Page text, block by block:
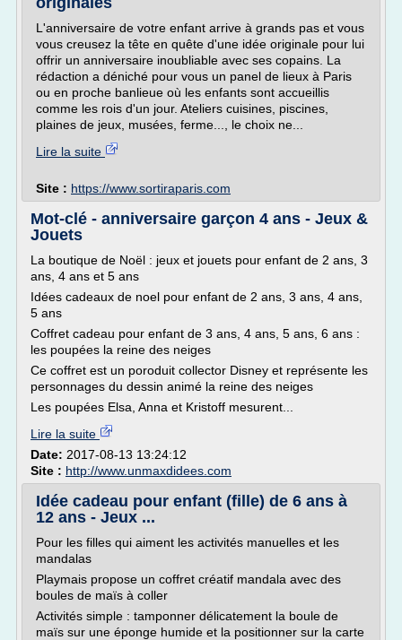
L'anniversaire de votre enfant arrive à grands pas et vous
vous creusez la tête en quête d'une idée originale pour lui
offrir un anniversaire inoubliable avec ses copains. La
rédaction a déniché pour vous un panel de lieux à Paris
ou en proche banlieue où les enfants sont accueillis
comme les rois d'un jour. Ateliers cuisines, piscines,
plaines de jeux, musées, ferme..., le choix ne...
Lire la suite
Site : https://www.sortiraparis.com
Mot-clé - anniversaire garçon 4 ans - Jeux &
Jouets
La boutique de Noël : jeux et jouets pour enfant de 2 ans, 3
ans, 4 ans et 5 ans
Idées cadeaux de noel pour enfant de 2 ans, 3 ans, 4 ans,
5 ans
Coffret cadeau pour enfant de 3 ans, 4 ans, 5 ans, 6 ans :
les poupées la reine des neiges
Ce coffret est un poroduit collector Disney et représente les
personnages du dessin animé la reine des neiges
Les poupées Elsa, Anna et Kristoff mesurent...
Lire la suite
Date: 2017-08-13 13:24:12
Site : http://www.unmaxdidees.com
Idée cadeau pour enfant (fille) de 6 ans à
12 ans - Jeux ...
Pour les filles qui aiment les activités manuelles et les
mandalas
Playmais propose un coffret créatif mandala avec des
boules de maïs à coller
Activités simple : tamponner délicatement la boule de
maïs sur une éponge humide et la positionner sur la carte